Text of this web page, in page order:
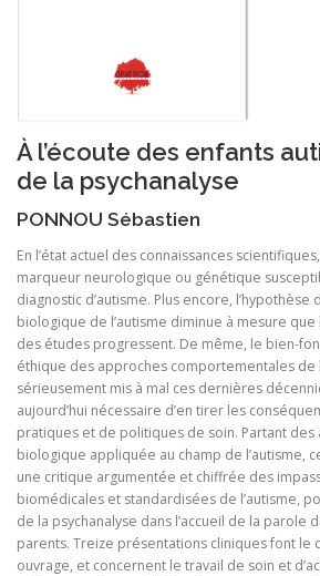
À l’écoute des enfants
de la psychanalyse
PONNOU Sébastien
En l’état actuel des connaissances
marqueur neurologique ou génétique
diagnostic d’autisme. Plus encore, l’hypothèse
biologique de l’autisme diminue à mesure
des études progressent. De même, le bien-
éthique des approches comportementales de
sérieusement mis à mal ces dernières
aujourd’hui nécessaire d’en tirer les
pratiques et de politiques de soin. Partant
biologique appliquée au champ de l’autisme,
une critique argumentée et chiffrée des
biomédicales et standardisées de l’autisme,
de la psychanalyse dans l’accueil de la parole
parents. Treize présentations cliniques font
ouvrage, et concernent le travail de soin et